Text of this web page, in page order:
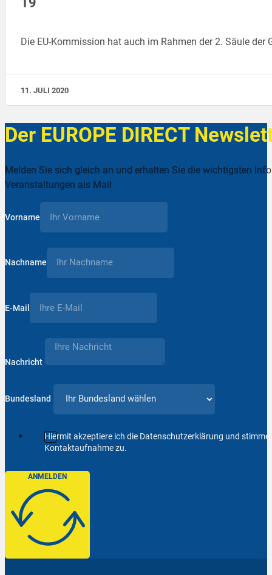
Die EU-Kommission hat auch im Rahmen der 2. Säule
11. JULI 2020
Der EUROPE DIRECT
Melden Sie sich gleich an und erhalten Sie die wichtigsten
Veranstaltungen als Mail
Vorname
Nachname
E-Mail
Nachricht
Bundesland
Hiermit akzeptiere ich die Datenschutzerklärung und
Kontaktaufnahme zu.
ANMELDEN